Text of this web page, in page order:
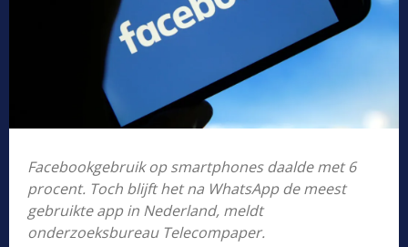
Facebookgebruik op smartphones daalde met 6
procent. Toch blijft het na WhatsApp de meest
gebruikte app in Nederland, meldt
onderzoeksbureau Telecompaper.